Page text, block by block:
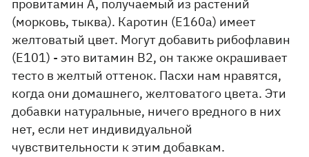
провитамин А, получаемый из растений
(морковь, тыква). Каротин (E160a) имеет
желтоватый цвет. Могут добавить рибофлавин
(Е101) - это витамин В2, он также окрашивает
тесто в желтый оттенок. Пасхи нам нравятся,
когда они домашнего, желтоватого цвета. Эти
добавки натуральные, ничего вредного в них
нет, если нет индивидуальной
чувствительности к этим добавкам.